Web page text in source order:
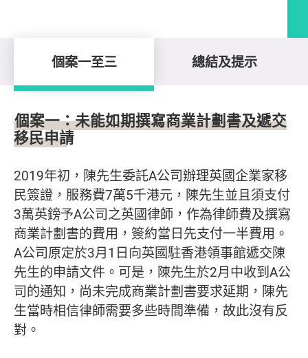
個案一至三 總結及提示
個案一至三
個案一：未能如期撰寫商業計劃書及遞交
移民申請
2019年初，陳先生委託A公司辦理英國企業家移
民簽證，服務費7萬5千港元，陳先生並且須支付
3萬英鎊予A公司之英國律師，作為律師費及撰寫
商業計劃書的費用，簽約當日先支付一半費用。
A公司原定於3月1日向英國駐香港領事館遞交陳
先生的申請文件。可是，陳先生於2月中收到A公
司的通知，尚未完成商業計劃書要求延期，陳先
生當時相信律師需要多些時間準備，故此沒有反
對。